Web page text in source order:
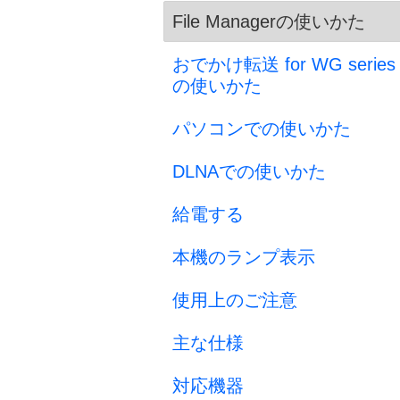
File Managerの使いかた
おでかけ転送 for WG series
の使いかた
パソコンでの使いかた
DLNAでの使いかた
給電する
本機のランプ表示
使用上のご注意
主な仕様
対応機器